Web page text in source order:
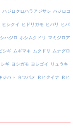
ハジロクロハラアジサシ ハジロコ
ヒシクイ ヒドリガモ ヒバリ ヒバ
ハジロ ホシムクドリ マミジロア
シギ ムギマキ ムクドリ ムナグロ
ギ ヨシガモ ヨシゴイ リュウキ
ジバト Ｒツバメ Ｒヒクイナ Ｒヒ